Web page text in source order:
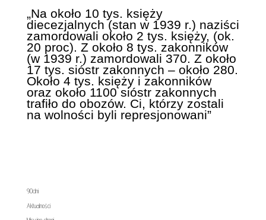
„Na około 10 tys. księży
diecezjalnych (stan w 1939 r.) naziści
zamordowali około 2 tys. księży, (ok.
20 proc). Z około 8 tys. zakonników
(w 1939 r.) zamordowali 370. Z około
17 tys. sióstr zakonnych – około 280.
Około 4 tys. księży i zakonników
oraz około 1100 sióstr zakonnych
trafiło do obozów. Ci, którzy zostali
na wolności byli represjonowani”
90dni
Aktualności